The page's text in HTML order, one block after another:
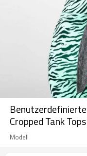
Cropped Tank
Modell